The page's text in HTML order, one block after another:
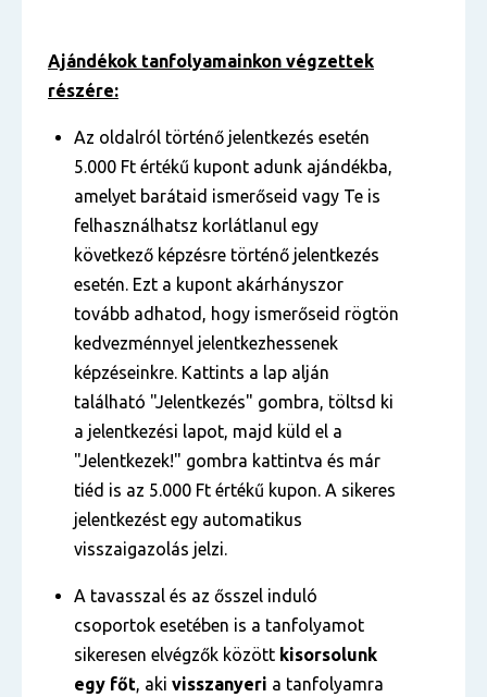
Ajándékok tanfolyamainkon végzettek
részére:
Az oldalról történő jelentkezés esetén
5.000 Ft értékű kupont adunk ajándékba,
amelyet barátaid ismerőseid vagy Te is
felhasználhatsz korlátlanul egy
következő képzésre történő jelentkezés
esetén. Ezt a kupont akárhányszor
tovább adhatod, hogy ismerőseid rögtön
kedvezménnyel jelentkezhessenek
képzéseinkre. Kattints a lap alján
található "Jelentkezés" gombra, töltsd ki
a jelentkezési lapot, majd küld el a
"Jelentkezek!" gombra kattintva és már
tiéd is az 5.000 Ft értékű kupon. A sikeres
jelentkezést egy automatikus
visszaigazolás jelzi.
A tavasszal és az ősszel induló
csoportok esetében is a tanfolyamot
sikeresen elvégzők között kisorsolunk
egy főt, aki visszanyeri a tanfolyamra